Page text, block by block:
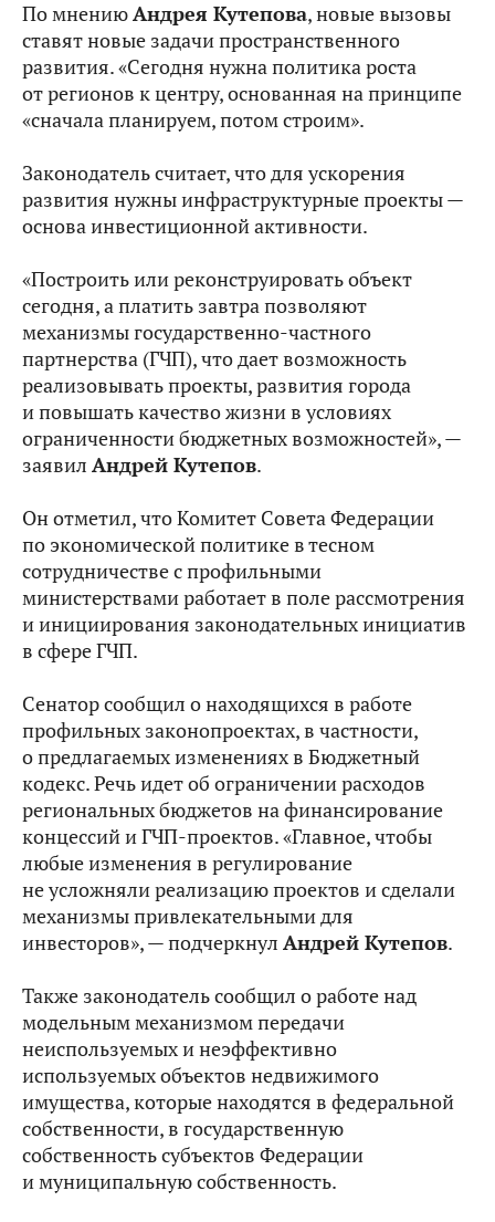
По мнениюАндрея Кутепова, новые вызовы
ставят новые задачи пространственного
развития. «Сегодня нужна политика роста
от регионов к центру, основанная на принципе
«сначала планируем, потом строим».
Законодатель считает, что для ускорения
развития нужны инфраструктурные проекты —
основа инвестиционной активности.
«Построить или реконструировать объект
сегодня, а платить завтра позволяют
механизмы государственно-частного
партнерства (ГЧП), что дает возможность
реализовывать проекты, развития города
и повышать качество жизни в условиях
ограниченности бюджетных возможностей», —
заявил Андрей Кутепов.
Он отметил, что Комитет Совета Федерации
по экономической политике в тесном
сотрудничестве с профильными
министерствами работает в поле рассмотрения
и инициирования законодательных инициатив
в сфере ГЧП.
Сенатор сообщил о находящихся в работе
профильных законопроектах, в частности,
о предлагаемых изменениях в Бюджетный
кодекс. Речь идет об ограничении расходов
региональных бюджетов на финансирование
концессий и ГЧП-проектов. «Главное, чтобы
любые изменения в регулирование
не усложняли реализацию проектов и сделали
механизмы привлекательными для
инвесторов», — подчеркнул Андрей Кутепов.
Также законодатель сообщил о работе над
модельным механизмом передачи
неиспользуемых и неэффективно
используемых объектов недвижимого
имущества, которые находятся в федеральной
собственности, в государственную
собственность субъектов Федерации
и муниципальную собственность.